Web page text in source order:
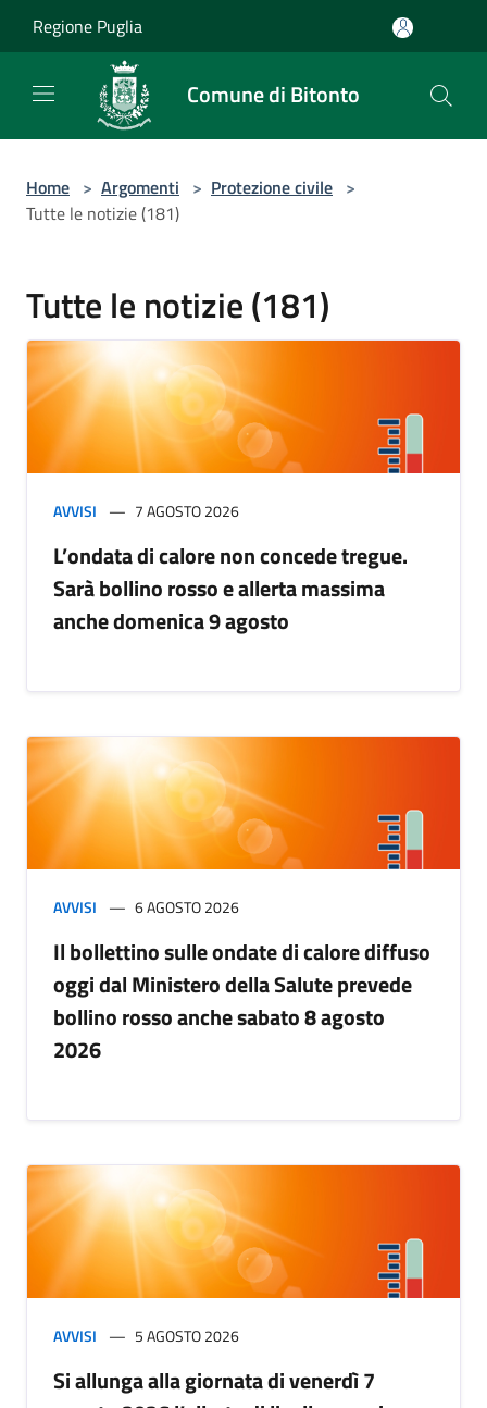
Regione Puglia
Comune di Bitonto
Home > Argomenti > Protezione civile >
Tutte le notizie (181)
Tutte le notizie (181)
AVVISI 7 AGOSTO 2026
L’ondata di calore non concede tregue.
Sarà bollino rosso e allerta massima
anche domenica 9 agosto
AVVISI 6 AGOSTO 2026
Il bollettino sulle ondate di calore diffuso
oggi dal Ministero della Salute prevede
bollino rosso anche sabato 8 agosto
2026
AVVISI 5 AGOSTO 2026
Si allunga alla giornata di venerdì 7